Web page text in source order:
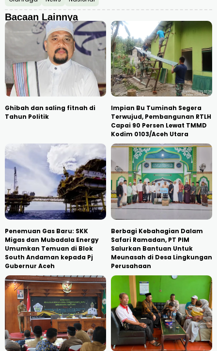
Bacaan Lainnya
Ghibah dan saling fitnah di
Tahun Politik
Impian Bu Tuminah Segera
Terwujud, Pembangunan RTLH
Capai 90 Persen Lewat TMMD
Kodim 0103/Aceh Utara
Penemuan Gas Baru: SKK
Migas dan Mubadala Energy
Umumkan Temuan di Blok
South Andaman kepada Pj
Gubernur Aceh
Berbagi Kebahagian Dalam
Safari Ramadan, PT PIM
Salurkan Bantuan Untuk
Meunasah di Desa Lingkungan
Perusahaan